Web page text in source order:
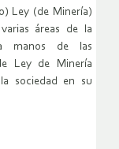
Ley (de Minería)
áreas de la
manos de las
Ley de Minería
sociedad en su